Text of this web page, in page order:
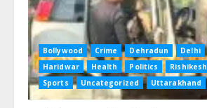
Bollywood Crime Dehradun Delhi
Haridwar
Health Politics Rishikesh
Sports
Uncategorized Uttarakhand